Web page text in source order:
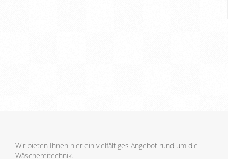
Wir bieten Ihnen hier ein vielfältiges Angebot rund um die
Wäschereitechnik.